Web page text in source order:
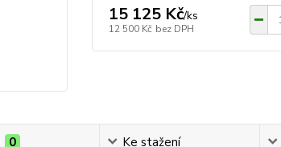
15 125 Kč/ks
12 500 Kč bez DPH
0 Ke stažení